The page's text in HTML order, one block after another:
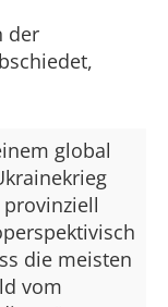
der
global
die meisten
vom